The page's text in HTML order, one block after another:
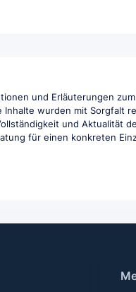
und Erläuterungen
wurden mit Sorgfalt
und Aktualität
für einen konkreten